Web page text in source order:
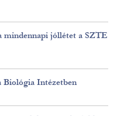
mindennapi jóllétet a SZTE
Biológia Intézetben